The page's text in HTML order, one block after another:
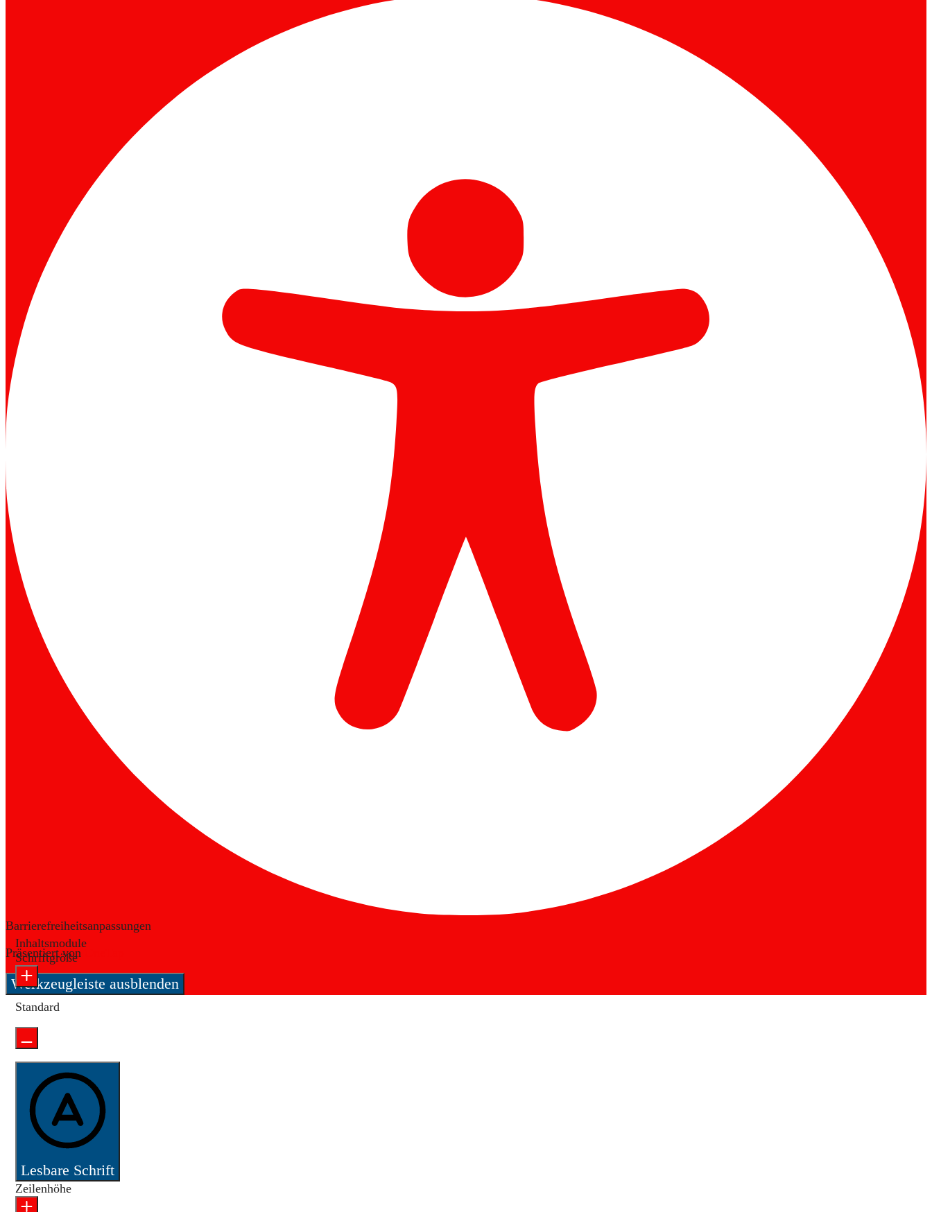
Barrierefreiheitsanpassungen
Präsentiert von
Werkzeugleiste ausblenden
Inhaltsmodule
Schriftgröße
Standard
Lesbare Schrift
Zeilenhöhe